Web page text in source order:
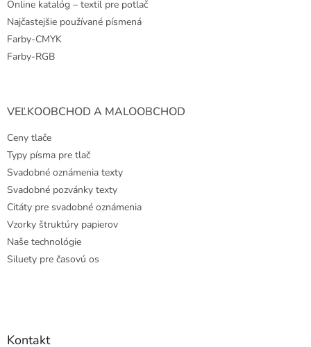
Online katalóg – textil pre potlač
Najčastejšie používané písmená
Farby-CMYK
Farby-RGB
VEĽKOOBCHOD A MALOOBCHOD
Ceny tlače
Typy písma pre tlač
Svadobné oznámenia texty
Svadobné pozvánky texty
Citáty pre svadobné oznámenia
Vzorky štruktúry papierov
Naše technológie
Siluety pre časovú os
Kontakt